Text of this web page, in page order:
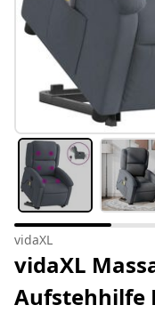
vidaXL
vidaXL
Aufstehhilfe